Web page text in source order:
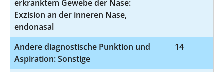
erkranktem Gewebe der Nase:
Exzision an der inneren Nase,
endonasal
Andere diagnostische Punktion und
Aspiration: Sonstige
14